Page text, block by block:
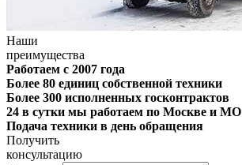
Наши
преимущества
Работаем с 2007 года
Более 80 единиц собственной техники
Более 300 исполненных госконтрактов
24 в сутки мы работаем по Москве и МО
Подача техники в день обращения
Получить
консультацию